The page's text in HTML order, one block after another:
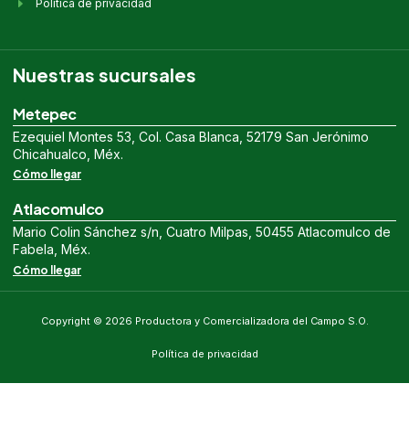
Politica de privacidad
Nuestras sucursales
Metepec
Ezequiel Montes 53, Col. Casa Blanca, 52179 San Jerónimo
Chicahualco, Méx.
Cómo llegar
Atlacomulco
Mario Colin Sánchez s/n, Cuatro Milpas, 50455 Atlacomulco de
Fabela, Méx.
Cómo llegar
Copyright © 2026 Productora y Comercializadora del Campo S.O.
Política de privacidad